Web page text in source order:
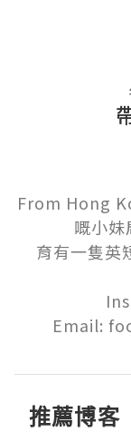
From Hong
嘅小
育有一隻
Email:
推薦博客